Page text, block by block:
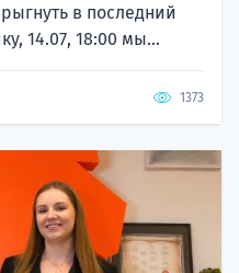
в последний
14.07, 18:00 мы...
1373